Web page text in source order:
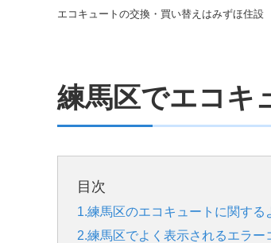
エコキュートの交換・買い替えはみずほ住設
練馬区でエコキ
目次
1.練馬区のエコキュートに関する
2.練馬区でよく表示されるエラー